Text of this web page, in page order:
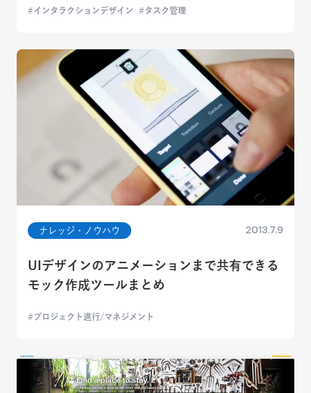
インタラクションデザイン タスク管理
ナレッジ・ノウハウ 2013.7.9
UIデザインのアニメーションまで共有できる
モック作成ツールまとめ
プロジェクト進行/マネジメント